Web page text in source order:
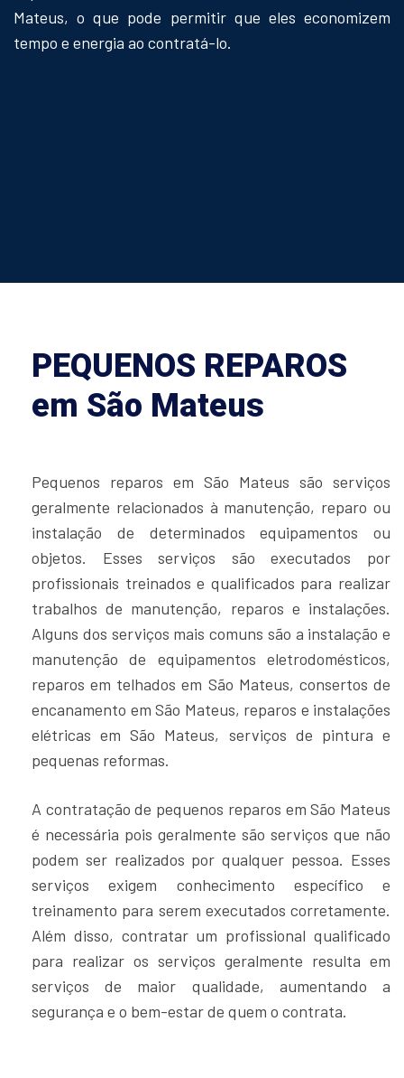
Mateus, o que pode permitir que eles economizem
tempo e energia ao contratá-lo.
PEQUENOS REPAROS
em São Mateus
Pequenos reparos em São Mateus são serviços
geralmente relacionados à manutenção, reparo ou
instalação de determinados equipamentos ou
objetos. Esses serviços são executados por
profissionais treinados e qualificados para realizar
trabalhos de manutenção, reparos e instalações.
Alguns dos serviços mais comuns são a instalação e
manutenção de equipamentos eletrodomésticos,
reparos em telhados em São Mateus, consertos de
encanamento em São Mateus, reparos e instalações
elétricas em São Mateus, serviços de pintura e
pequenas reformas.
A contratação de pequenos reparos em São Mateus
é necessária pois geralmente são serviços que não
podem ser realizados por qualquer pessoa. Esses
serviços exigem conhecimento específico e
treinamento para serem executados corretamente.
Além disso, contratar um profissional qualificado
para realizar os serviços geralmente resulta em
serviços de maior qualidade, aumentando a
segurança e o bem-estar de quem o contrata.